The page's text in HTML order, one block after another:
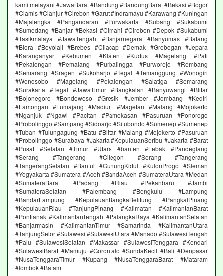
kami melayani #JawaBarat #Bandung #BandungBarat #Bekasi #Bogor
#Ciamis #Cianjur #Cirebon #Garut #Indramayu #Karawang #Kuningan
#Majalengka #Pangandaran #Purwakarta #Subang #Sukabumi
#Sumedang #Banjar #Bekasi #Cimahi #Cirebon #Depok #Sukabumi
#Tasikmalaya #JawaTengah #Banjarnegara #Banyumas #Batang
#Blora #Boyolali #Brebes #Cilacap #Demak #Grobogan #Jepara
#Karanganyar #Kebumen #Klaten #Kudus #Magelang #Pati
#Pekalongan #Pemalang #Purbalingga #Purworejo #Rembang
#Semarang #Sragen #Sukoharjo #Tegal #Temanggung #Wonogiri
#Wonosobo #Magelang #Pekalongan #Salatiga #Semarang
#Surakarta #Tegal #JawaTimur #Bangkalan #Banyuwangi #Blitar
#Bojonegoro #Bondowoso #Gresik #Jember #Jombang #Kediri
#Lamongan #Lumajang #Madiun #Magetan #Malang #Mojokerto
#Nganjuk #Ngawi #Pacitan #Pamekasan #Pasuruan #Ponorogo
#Probolinggo #Sampang #Sidoarjo #Situbondo #Sumenep #Sumenep
#Tuban #Tulungagung #Batu #Blitar #Malang #Mojokerto #Pasuruan
#Probolinggo #Surabaya #Jakarta #KepulauanSeribu #Jakarta #Barat
#Pusat #Selatan #Timur #Utara #banten #Lebak #Pandeglang
#Serang #Tangerang #Cilegon #Serang #Tangerang
#TangerangSelatan #Bantul #GunungKidul #KulonProgo #Sleman
#Yogyakarta #Sumatera #Aceh #BandaAceh #SumateraUtara #Medan
#SumateraBarat #Padang #Riau #Pekanbaru #Jambi
#SumateraSelatan #Palembang #Bengkulu #Lampung
#BandarLampung #KepulauanBangkaBelitung #PangkalPinang
#KepulauanRiau #TanjungPinang #Kalimatan #KalimantanBarat
#Pontianak #KalimantanTengah #PalangkaRaya #KalimantanSelatan
#Banjarmasin #KalimantanTimur #Samarinda #KalimantanUtara
#TanjungSelor #Sulawesi #SulawesiUtara #Manado #SulawesiTengah
#Palu #SulawesiSelatan #Makassar #SulawesiTenggara #Kendari
#SulawesiBarat #Mamuju #Gorontalo #SundaKecil #Bali #Denpasar
#NusaTenggaraTimur #Kupang #NusaTenggaraBarat #Mataram
#lombok #Batam